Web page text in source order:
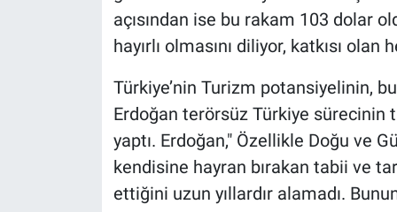
açısından ise bu rakam 103 dolar
hayırlı olmasını diliyor, katkısı
Türkiye’nin Turizm potansiyelinin,
Erdoğan terörsüz Türkiye sürecinin
yaptı. Erdoğan," Özellikle Doğu ve
kendisine hayran bırakan tabii ve
ettiğini uzun yıllardır alamadı.